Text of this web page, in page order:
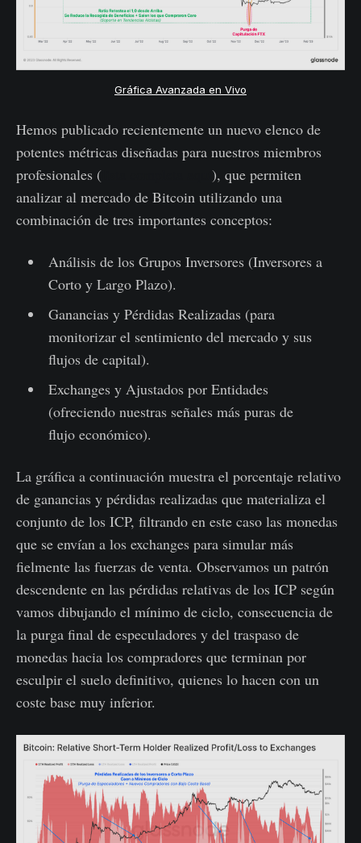
Gráfica Avanzada en Vivo
Hemos publicado recientemente un nuevo elenco de
potentes métricas diseñadas para nuestros miembros
profesionales (
), que permiten
analizar al mercado de Bitcoin utilizando una
combinación de tres importantes conceptos:
Análisis de los Grupos Inversores (Inversores a
Corto y Largo Plazo).
Ganancias y Pérdidas Realizadas (para
monitorizar el sentimiento del mercado y sus
flujos de capital).
Exchanges y Ajustados por Entidades
(ofreciendo nuestras señales más puras de
flujo económico).
La gráfica a continuación muestra el porcentaje relativo
de ganancias y pérdidas realizadas que materializa el
conjunto de los ICP, filtrando en este caso las monedas
que se envían a los exchanges para simular más
fielmente las fuerzas de venta. Observamos un patrón
descendente en las pérdidas relativas de los ICP según
vamos dibujando el mínimo de ciclo, consecuencia de
la purga final de especuladores y del traspaso de
monedas hacia los compradores que terminan por
esculpir el suelo definitivo, quienes lo hacen con un
coste base muy inferior.